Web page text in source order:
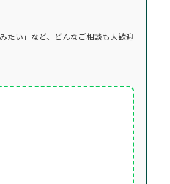
たい」など、どんなご相談も大歓迎